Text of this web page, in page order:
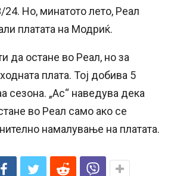
24. Но, минатото лето, Реал
платата на Модриќ.
да остане во Реал, но за
плата. Тој добива 5
сезона. „Ас“ наведува дека
во Реал само ако се
намалување на платата.